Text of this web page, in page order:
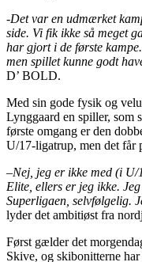
-Det var en udmærket
side. Vi fik ikke så meget
har gjort i de første
men spillet kunne godt
D’ BOLD.
Med sin gode fysik og
Lynggaard en spiller, som
første omgang er den
U/17-ligatrup, men det får
–Nej, jeg er ikke med (i
Elite, ellers er jeg ikke.
Superligaen, selvfølgelig.
lyder det ambitiøst fra
Først gælder det
Skive, og skibonitterne